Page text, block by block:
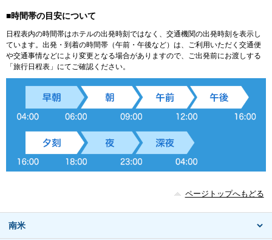
■時間帯の目安について
日程表内の時間帯はホテルの出発時刻ではなく、交通機関の出発時刻を表示し
ています。出発・到着の時間帯（午前・午後など）は、ご利用いただく交通便
や交通事情などにより変更となる場合がありますので、ご出発前にお渡しする
「旅行日程表」にてご確認ください。
ページトップへもどる
南米